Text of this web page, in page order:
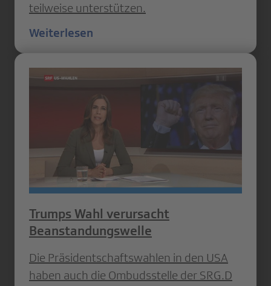
teilweise unterstützen.
Weiterlesen
Trumps Wahl verursacht
Beanstandungswelle
Die Präsidentschaftswahlen in den USA
haben auch die Ombudsstelle der SRG.D